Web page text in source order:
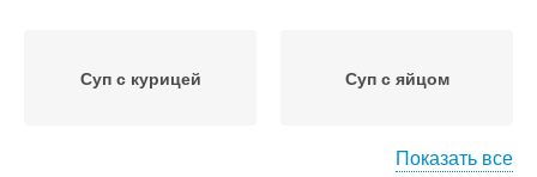
Суп с курицей Суп с яйцом
Показать все